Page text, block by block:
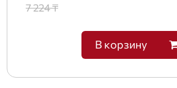
7 224 ₸
В корзину